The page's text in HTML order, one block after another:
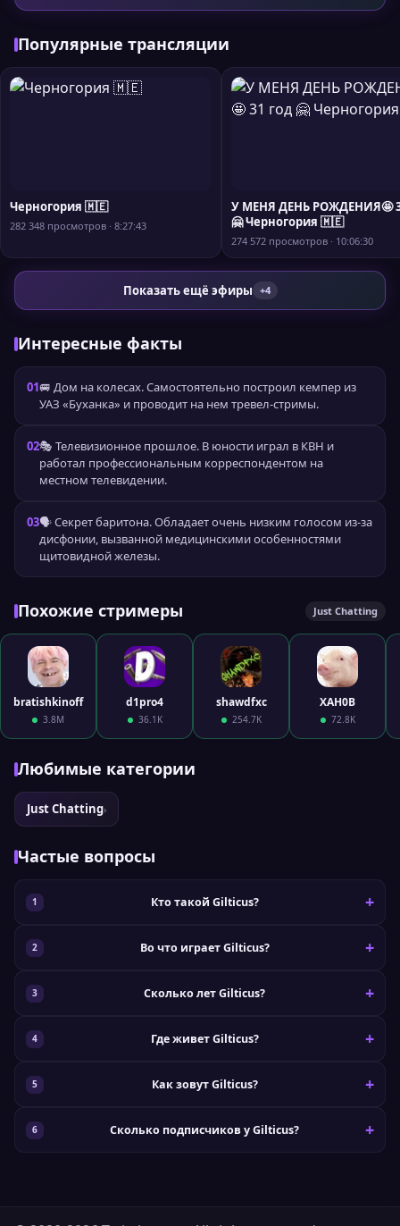
Популярные трансляции
Черногория 🇲🇪
282 348 просмотров · 8:27:43
У МЕНЯ ДЕНЬ РОЖДЕНИЯ🤩
🤗 Черногория 🇲🇪
274 572 просмотров · 10:06:30
Показать ещё эфиры +4
Интересные факты
01🚐 Дом на колесах. Самостоятельно построил кемпер из
УАЗ «Буханка» и проводит на нем тревел-стримы.
02🎭 Телевизионное прошлое. В юности играл в КВН и
работал профессиональным корреспондентом на
местном телевидении.
03🗣️ Секрет баритона. Обладает очень низким голосом из-за
дисфонии, вызванной медицинскими особенностями
щитовидной железы.
Похожие стримеры Just Chatting
bratishkinoff
3.8M
d1pro4
36.1K
shawdfxc
254.7K
XAH0B
72.8K
Любимые категории
Just Chatting›
Частые вопросы
Кто такой Gilticus?
Во что играет Gilticus?
Сколько лет Gilticus?
Где живет Gilticus?
Как зовут Gilticus?
Сколько подписчиков у Gilticus?